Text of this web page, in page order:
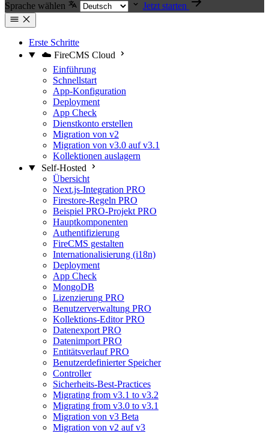
Sprache wählen
Jetzt starten
Erste Schritte
☁️ FireCMS Cloud
Einführung
Schnellstart
App-Konfiguration
Deployment
App Check
Dienstkonto erstellen
Migration von v2
Migration von v3.0 auf v3.1
Kollektionen auslagern
Self-Hosted
Übersicht
Next.js-Integration PRO
Firestore-Regeln PRO
Beispiel PRO-Projekt PRO
Hauptkomponenten
Authentifizierung
FireCMS gestalten
Internationalisierung (i18n)
Deployment
App Check
MongoDB
Lizenzierung PRO
Benutzerverwaltung PRO
Kollektions-Editor PRO
Datenexport PRO
Datenimport PRO
Entitätsverlauf PRO
Benutzerdefinierter Speicher
Controller
Sicherheits-Best-Practices
Migrating from v3.1 to v3.2
Migrating from v3.0 to v3.1
Migration von v3 Beta
Migration von v2 auf v3